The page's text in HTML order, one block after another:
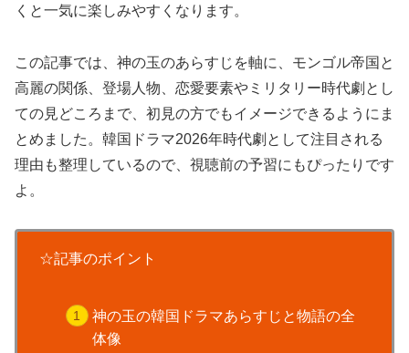
くと一気に楽しみやすくなります。
この記事では、神の玉のあらすじを軸に、モンゴル帝国と
高麗の関係、登場人物、恋愛要素やミリタリー時代劇とし
ての見どころまで、初見の方でもイメージできるようにま
とめました。韓国ドラマ2026年時代劇として注目される
理由も整理しているので、視聴前の予習にもぴったりです
よ。
☆記事のポイント
神の玉の韓国ドラマあらすじと物語の全
体像